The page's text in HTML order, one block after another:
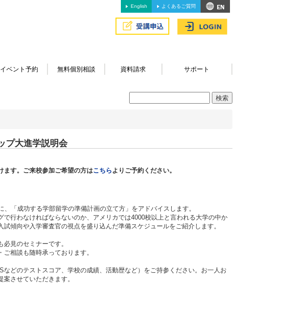
English よくあるご質問
イベント予約 無料個別相談 資料請求 サポート
プ大進学説明会
ます。ご来校参加ご希望の方はこちらよりご予約ください。
「成功する学部留学の準備計画の立て方」をアドバイスします。
行わなければならないのか、アメリカでは4000校以上と言われる大学の中か
傾向や入学審査官の視点を盛り込んだ準備スケジュールをご紹介します。
見のセミナーです。
相談も随時承っております。
どのテストスコア、学校の成績、活動歴など）をご持参ください。お一人お
させていただきます。